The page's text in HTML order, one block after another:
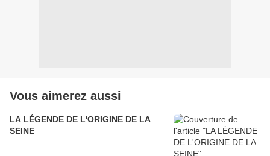
Vous aimerez aussi
LA LÉGENDE DE L'ORIGINE DE LA
SEINE